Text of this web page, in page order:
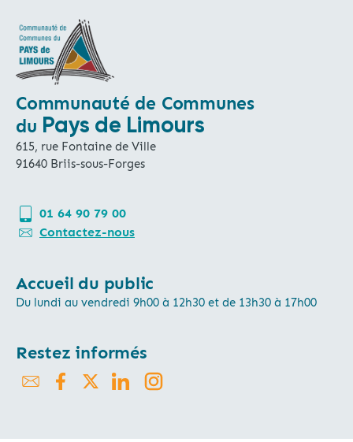
Communauté de Communes
du Pays de Limours
615, rue Fontaine de Ville
91640 Briis-sous-Forges
01 64 90 79 00
Contactez-nous
Accueil du public
Du lundi au vendredi 9h00 à 12h30 et de 13h30 à 17h00
Restez informés